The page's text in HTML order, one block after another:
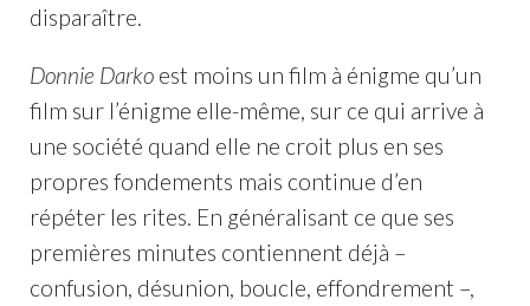
disparaître.
Donnie Darkoest moins un film à énigme qu’un
film sur l’énigme elle-même, sur ce qui arrive à
une société quand elle ne croit plus en ses
propres fondements mais continue d’en
répéter les rites. En généralisant ce que ses
premières minutes contiennent déjà –
confusion, désunion, boucle, effondrement –,